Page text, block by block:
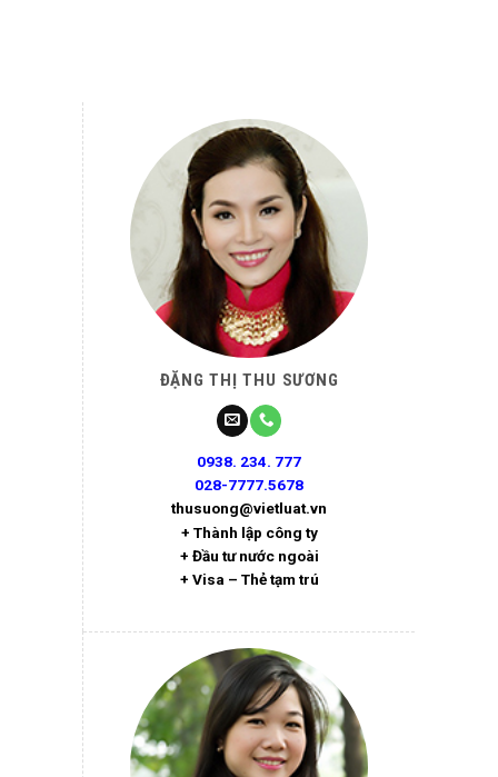
ĐẶNG THỊ THU SƯƠNG
0938. 234. 777
028-7777.5678
thusuong@vietluat.vn
+ Thành lập công ty
+ Đầu tư nước ngoài
+ Visa – Thẻ tạm trú